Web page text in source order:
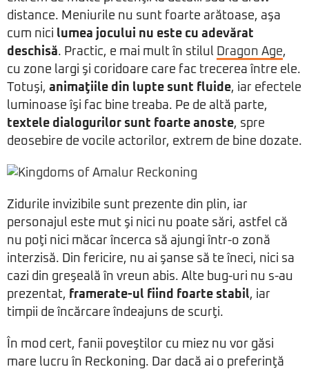
distance. Meniurile nu sunt foarte arătoase, aşa
cum nici lumea jocului nu este cu adevărat
deschisă. Practic, e mai mult în stilul Dragon Age,
cu zone largi şi coridoare care fac trecerea între ele.
Totuşi, animaţiile din lupte sunt fluide, iar efectele
luminoase îşi fac bine treaba. Pe de altă parte,
textele dialogurilor sunt foarte anoste, spre
deosebire de vocile actorilor, extrem de bine dozate.
Zidurile invizibile sunt prezente din plin, iar
personajul este mut şi nici nu poate sări, astfel că
nu poţi nici măcar încerca să ajungi într-o zonă
interzisă. Din fericire, nu ai şanse să te îneci, nici sa
cazi din greşeală în vreun abis. Alte bug-uri nu s-au
prezentat, framerate-ul fiind foarte stabil, iar
timpii de încărcare îndeajuns de scurţi.
În mod cert, fanii poveştilor cu miez nu vor găsi
mare lucru în Reckoning. Dar dacă ai o preferinţă